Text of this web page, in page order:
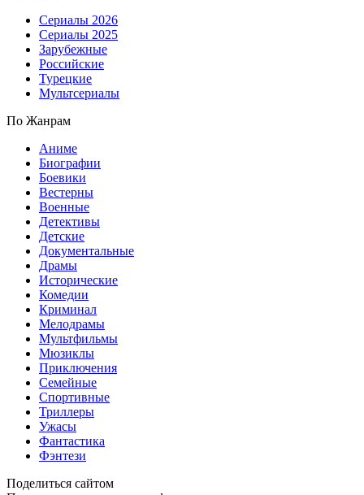
Сериалы 2026
Сериалы 2025
Зарубежные
Российские
Турецкие
Мультсериалы
По Жанрам
Аниме
Биографии
Боевики
Вестерны
Военные
Детективы
Детские
Документальные
Драмы
Исторические
Комедии
Криминал
Мелодрамы
Мультфильмы
Мюзиклы
Приключения
Семейные
Спортивные
Триллеры
Ужасы
Фантастика
Фэнтези
Поделиться сайтом